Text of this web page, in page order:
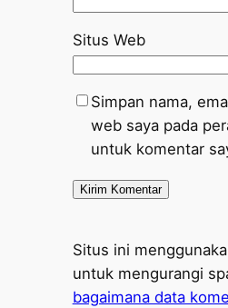
Situs Web
Simpan nama,
web saya pada
untuk komentar
Situs ini
untuk mengurangi
bagaimana data